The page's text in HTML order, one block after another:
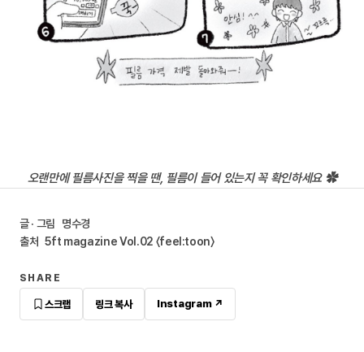
오랜만에 필름사진을 찍을 땐, 필름이 들어 있는지 꼭 확인하세요 ✿
글 · 그림
명수경
출처 5ft magazine Vol.02 〈feel:toon〉
SHARE
스크랩 링크 복사 Instagram ↗